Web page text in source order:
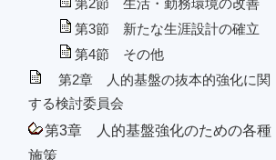
第2節 生活・勤務環境の改善
第3節 新たな生涯設計の確立
第4節 その他
第2章 人的基盤の抜本的強化に関
する検討委員会
第3章 人的基盤強化のための各種
施策